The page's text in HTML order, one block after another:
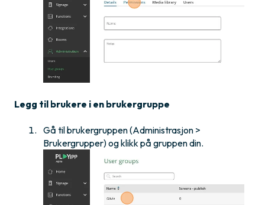
Legg til brukere i en brukergruppe
Gå til brukergruppen (Administrasjon >
Brukergrupper) og klikk på gruppen din.